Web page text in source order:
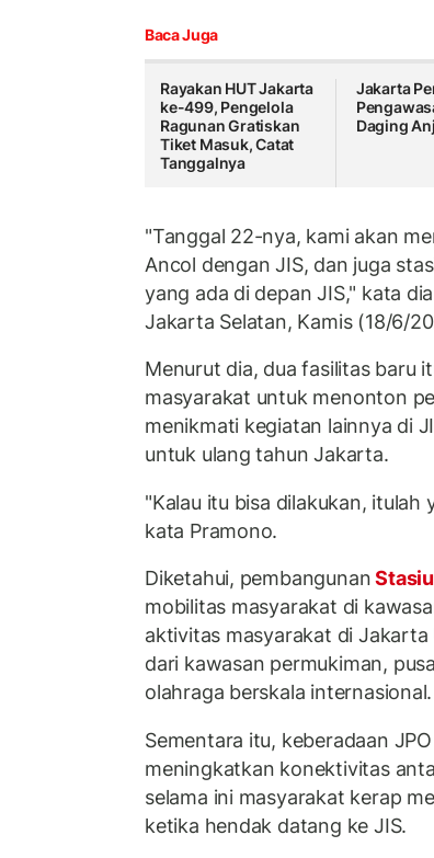
Baca Juga
Rayakan HUT Jakarta
ke-499, Pengelola
Ragunan Gratiskan
Tiket Masuk, Catat
Tanggalnya
Jakarta
Daging
"Tanggal 22-nya, kami akan
Ancol dengan JIS, dan juga
yang ada di depan JIS," kata
Jakarta Selatan, Kamis (18/6/
Menurut dia, dua fasilitas baru
masyarakat untuk menonton
menikmati kegiatan lainnya di
untuk ulang tahun Jakarta.
"Kalau itu bisa dilakukan,
kata Pramono.
Diketahui, pembangunan
mobilitas masyarakat di
aktivitas masyarakat di
dari kawasan permukiman,
olahraga berskala internasional.
Sementara itu, keberadaan
meningkatkan konektivitas
selama ini masyarakat kerap
ketika hendak datang ke JIS.